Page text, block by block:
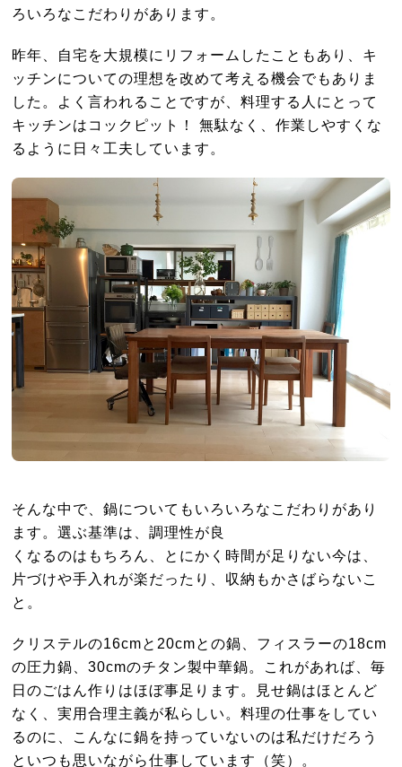
ろいろなこだわりがあります。
昨年、自宅を大規模にリフォームしたこともあり、キ
ッチンについての理想を改めて考える機会でもありま
した。よく言われることですが、料理する人にとって
キッチンはコックピット！ 無駄なく、作業しやすくな
るように日々工夫しています。
そんな中で、鍋についてもいろいろなこだわりがあり
ます。選ぶ基準は、調理性が良
くなるのはもちろん、とにかく時間が足りない今は、
片づけや手入れが楽だったり、収納もかさばらないこ
と。
クリステルの16cmと20cmとの鍋、フィスラーの18cm
の圧力鍋、30cmのチタン製中華鍋。これがあれば、毎
日のごはん作りはほぼ事足ります。見せ鍋はほとんど
なく、実用合理主義が私らしい。料理の仕事をしてい
るのに、こんなに鍋を持っていないのは私だけだろう
といつも思いながら仕事しています（笑）。